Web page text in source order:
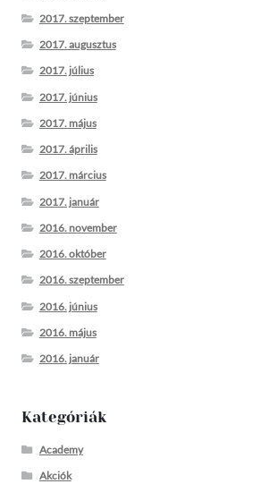
2017. szeptember
2017. augusztus
2017. július
2017. június
2017. május
2017. április
2017. március
2017. január
2016. november
2016. október
2016. szeptember
2016. június
2016. május
2016. január
Kategóriák
Academy
Akciók